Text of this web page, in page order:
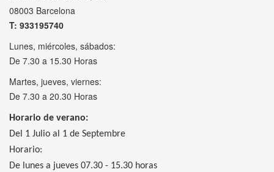
08003 Barcelona
T: 933195740
Lunes, miércoles, sábados:
De 7.30 a 15.30 Horas
Martes, jueves, viernes:
De 7.30 a 20.30 Horas
Horario de verano:
Del 1 Julio al 1 de Septembre
Horario:
De lunes a jueves 07.30 - 15.30 horas